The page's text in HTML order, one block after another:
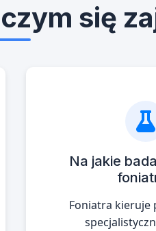
się
Na jakie
Foniatra kieruje